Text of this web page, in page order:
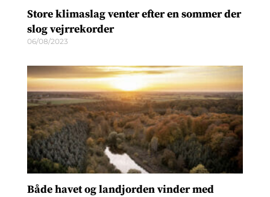
Store klimaslag venter efter en sommer der
slog vejrrekorder
06/08/2023
Både havet og landjorden vinder med